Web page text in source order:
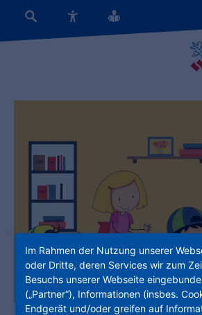
Im Rahmen der Nutzung unserer
oder Dritte, deren Services wir zum
Besuchs unserer Webseite
(„Partner“), Informationen (insbes.
Endgerät und/oder greifen auf